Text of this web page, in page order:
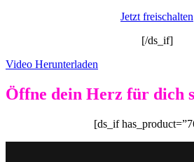
Jetzt freischalten
[/ds_if]
Video Herunterladen
Öffne dein Herz für dich
[ds_if